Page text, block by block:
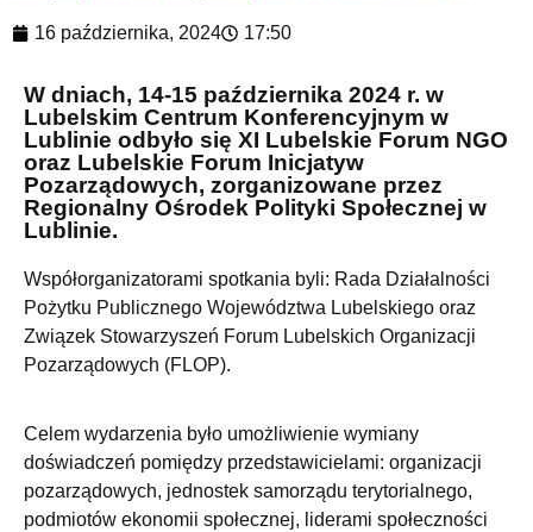
16 października, 2024 17:50
W dniach, 14-15 października 2024 r. w
Lubelskim Centrum Konferencyjnym w
Lublinie odbyło się XI Lubelskie Forum NGO
oraz Lubelskie Forum Inicjatyw
Pozarządowych, zorganizowane przez
Regionalny Ośrodek Polityki Społecznej w
Lublinie.
Współorganizatorami spotkania byli: Rada Działalności
Pożytku Publicznego Województwa Lubelskiego oraz
Związek Stowarzyszeń Forum Lubelskich Organizacji
Pozarządowych (FLOP).
Celem wydarzenia było umożliwienie wymiany
doświadczeń pomiędzy przedstawicielami: organizacji
pozarządowych, jednostek samorządu terytorialnego,
podmiotów ekonomii społecznej, liderami społeczności